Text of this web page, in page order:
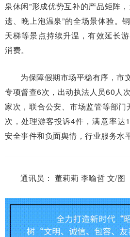
泉休闲”形成优势互补的产品矩阵
遗、晚上泡温泉”的全场景体验。
天梯等景点持续升温，有效延长
消费。
为保障假期市场平稳有序，市
专项督查6次，出动执法人员60人
家次，联合公安、市场监管等部
次，处理游客投诉4件，满意率达
安全事件和负面舆情，行业服务水
通讯员： 董莉莉 李喻哲 文/图